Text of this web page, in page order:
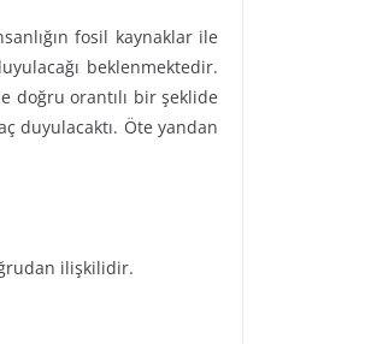
fosil kaynaklar ile
beklenmektedir.
doğru orantılı bir şeklide
duyulacaktı. Öte yandan
ilişkilidir.